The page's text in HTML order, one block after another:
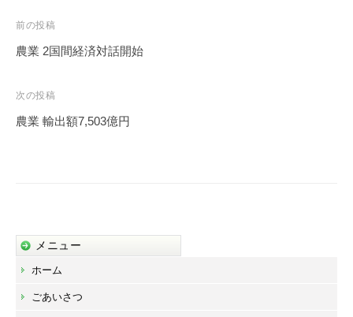
投
稿
ビ
ゲ
前の投稿
農業 2国間経済対話開始
次の投稿
農業 輸出額7,503億円
メニュー
ホーム
ごあいさつ